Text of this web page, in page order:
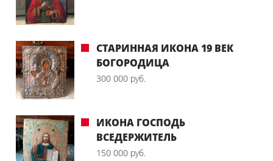
СТАРИННАЯ ИКОНА 19 ВЕК
БОГОРОДИЦА
300 000 руб.
ИКОНА ГОСПОДЬ
ВСЕДЕРЖИТЕЛЬ
150 000 руб.